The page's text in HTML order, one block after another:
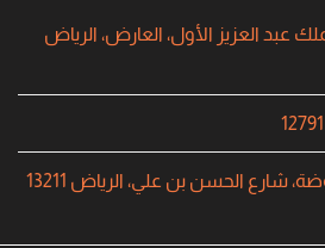
طريق الملك عبد العزيز الأول، العارض، الرياض
شارع الحسن بن علي، الرياض 13211